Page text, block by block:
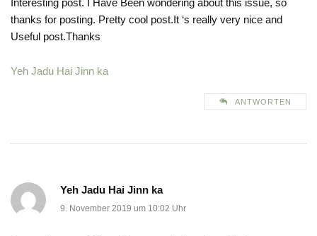
thanks for posting. Pretty cool post.It ‘s really very nice and
Useful post.Thanks
Yeh Jadu Hai Jinn ka
ANTWORTEN
Yeh Jadu Hai Jinn ka
9. November 2019 um 10:02 Uhr